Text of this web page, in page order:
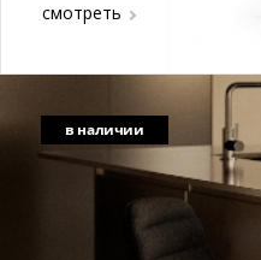
смотреть
в наличии